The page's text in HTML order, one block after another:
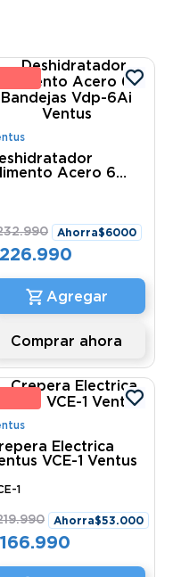
Acero 6
.990 Ahorra$6000
226.990
Comprar ahora
Electrica
VCE-1 Ventus
1
.990 Ahorra$53.000
166.990